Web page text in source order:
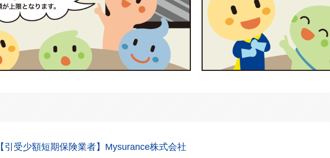
【引受少額短期保険業者】Mysurance株式会社